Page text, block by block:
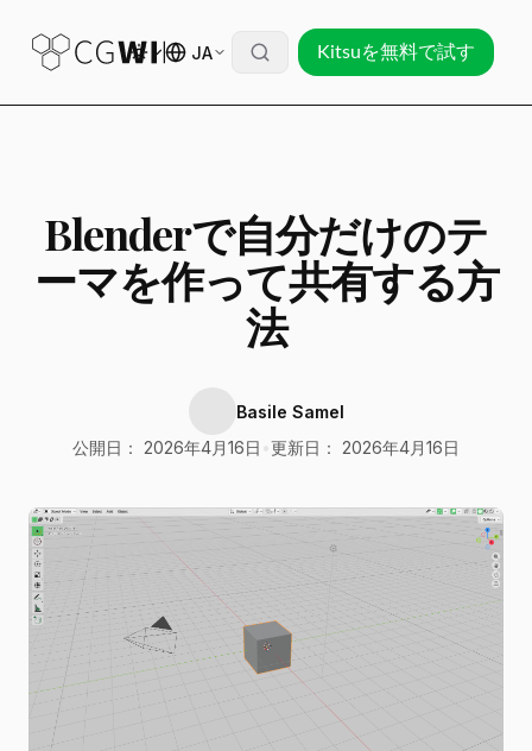
JA Kitsuを無料で試す
Blenderで自分だけのテ
ーマを作って共有する方
法
Basile Samel
公開日： 2026年4月16日 更新日： 2026年4月16日